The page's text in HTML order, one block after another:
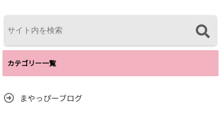
カテゴリー一覧
まやっぴーブログ